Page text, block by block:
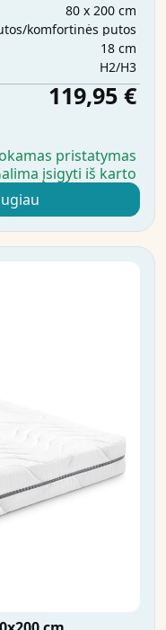
80 x 200 cm
komfortinės putos
18 cm
H2/H3
119,95 €
pristatymas
įsigyti iš karto